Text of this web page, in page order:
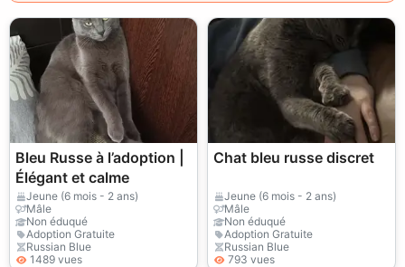
Bleu Russe à l’adoption |
Élégant et calme
Jeune (6 mois - 2 ans)
Mâle
Non éduqué
Adoption Gratuite
Russian Blue
1489 vues
Chat bleu russe discret
Jeune (6 mois - 2 ans)
Mâle
Non éduqué
Adoption Gratuite
Russian Blue
793 vues